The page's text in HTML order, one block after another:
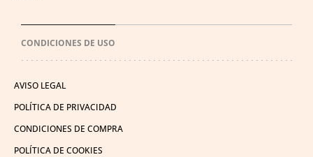
CONDICIONES DE USO
AVISO LEGAL
POLÍTICA DE PRIVACIDAD
CONDICIONES DE COMPRA
POLÍTICA DE COOKIES